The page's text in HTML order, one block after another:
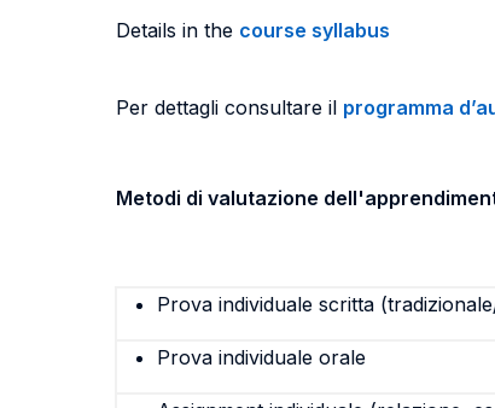
Details in the course syllabus
Per dettagli consultare il programma
Metodi di valutazione
Prova individuale scritta
Prova individuale orale